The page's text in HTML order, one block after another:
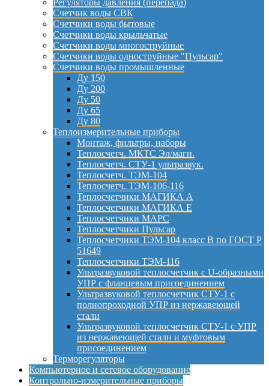
Счетчик воды СВК
Счетчики воды бытовые
Счетчики воды крыльчатые
Счетчики воды многоструйные
Счетчики воды одноструйные "Пульсар"
Счетчики воды промышленные
Ду 150
Ду 200
Ду 50
Ду 65
Ду 80
Теплоизмерительные приборы
Монтаж, фильтры, наборы
Теплосчетч. МКТС Эл/магн.
Теплосчетч. СТУ-1 ультразвук.
Теплосчетч. ТЭМ-104
Теплосчетч. ТЭМ-106-116
Теплосчетчики МАГИКА А
Теплосчетчики МАГИКА Е
Теплосчетчики МАРС
Теплосчетчики Пульсар
Теплосчетчики ТЭМ-104 класс B по ГОСТ Р
51649
Теплосчетчики ТЭМ-116
Ультразвуковой теплосчетчик с U-образными
УПР с фланцевым присоединением
Ультразвуковой теплосчетчик СТУ-1 с
полнопроходной УПР из нержавеющей
стали
Ультразвуковой теплосчетчик СТУ-1 с УПР
из нержавеющей стали и муфтовым
присоединением
Терморегуляторы
Компьютерное и сетевое оборудование
Контрольно-измерительные приборы